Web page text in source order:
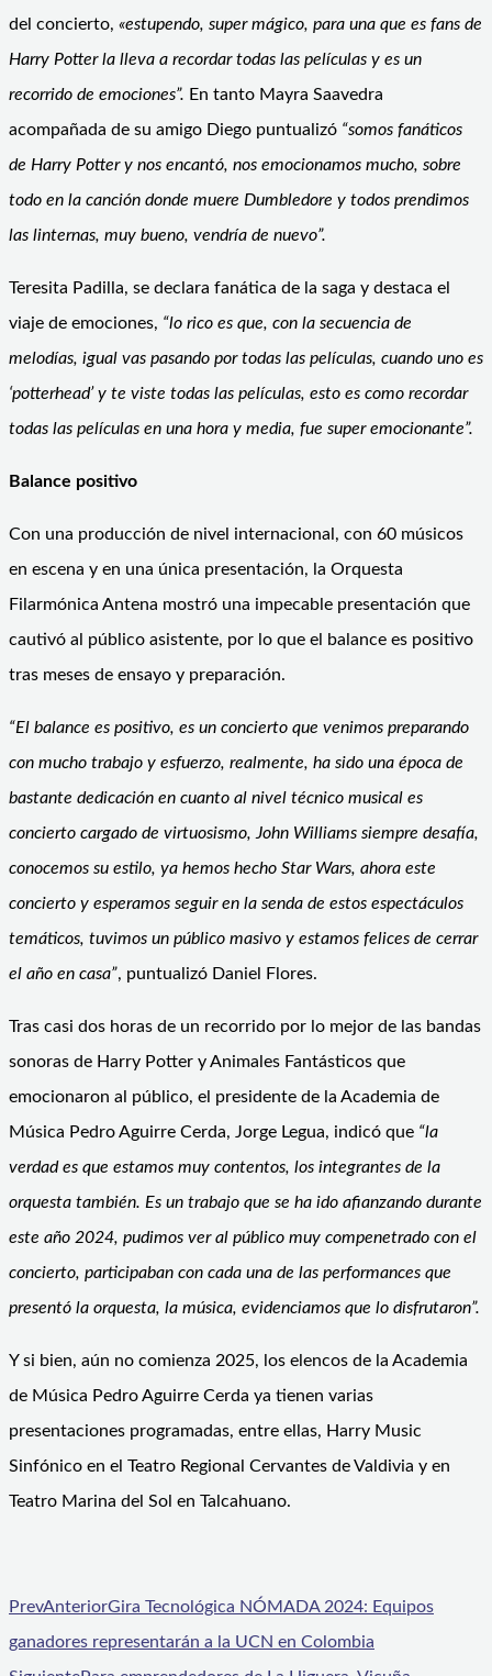
del concierto, «estupendo, super mágico, para una que es fans de
Harry Potter la lleva a recordar todas las películas y es un
recorrido de emociones”. En tanto Mayra Saavedra
acompañada de su amigo Diego puntualizó “somos fanáticos
de Harry Potter y nos encantó, nos emocionamos mucho, sobre
todo en la canción donde muere Dumbledore y todos prendimos
las linternas, muy bueno, vendría de nuevo”.
Teresita Padilla, se declara fanática de la saga y destaca el
viaje de emociones, “lo rico es que, con la secuencia de
melodías, igual vas pasando por todas las películas, cuando uno es
‘potterhead’ y te viste todas las películas, esto es como recordar
todas las películas en una hora y media, fue super emocionante”.
Balance positivo
Con una producción de nivel internacional, con 60 músicos
en escena y en una única presentación, la Orquesta
Filarmónica Antena mostró una impecable presentación que
cautivó al público asistente, por lo que el balance es positivo
tras meses de ensayo y preparación.
“El balance es positivo, es un concierto que venimos preparando
con mucho trabajo y esfuerzo, realmente, ha sido una época de
bastante dedicación en cuanto al nivel técnico musical es
concierto cargado de virtuosismo, John Williams siempre desafía,
conocemos su estilo, ya hemos hecho Star Wars, ahora este
concierto y esperamos seguir en la senda de estos espectáculos
temáticos, tuvimos un público masivo y estamos felices de cerrar
el año en casa”, puntualizó Daniel Flores.
Tras casi dos horas de un recorrido por lo mejor de las bandas
sonoras de Harry Potter y Animales Fantásticos que
emocionaron al público, el presidente de la Academia de
Música Pedro Aguirre Cerda, Jorge Legua, indicó que “la
verdad es que estamos muy contentos, los integrantes de la
orquesta también. Es un trabajo que se ha ido afianzando durante
este año 2024, pudimos ver al público muy compenetrado con el
concierto, participaban con cada una de las performances que
presentó la orquesta, la música, evidenciamos que lo disfrutaron”.
Y si bien, aún no comienza 2025, los elencos de la Academia
de Música Pedro Aguirre Cerda ya tienen varias
presentaciones programadas, entre ellas, Harry Music
Sinfónico en el Teatro Regional Cervantes de Valdivia y en
Teatro Marina del Sol en Talcahuano.
PrevAnteriorGira Tecnológica NÓMADA 2024: Equipos
ganadores representarán a la UCN en Colombia